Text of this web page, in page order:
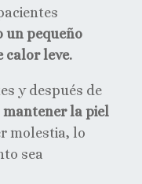
un pequeño
calor leve.
y después de
mantener la piel
molestia, lo
sea